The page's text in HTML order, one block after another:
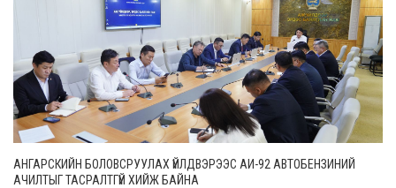
АНГАРСКИЙН БОЛОВСРУУЛАХ ҮЙЛДВЭРЭЭС АИ-92 АВТОБЕНЗИНИЙ
АЧИЛТЫГ ТАСРАЛТГҮЙ ХИЙЖ БАЙНА